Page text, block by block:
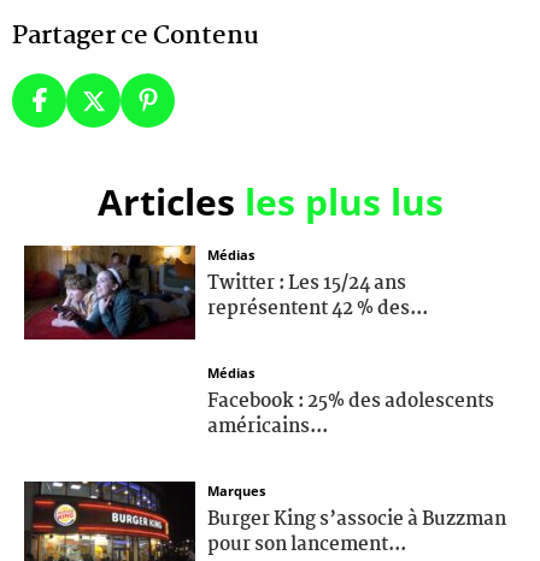
Partager ce Contenu
Articles les plus lus
Médias
Twitter : Les 15/24 ans
représentent 42 % des...
Médias
Facebook : 25% des adolescents
américains...
Marques
Burger King s’associe à Buzzman
pour son lancement...